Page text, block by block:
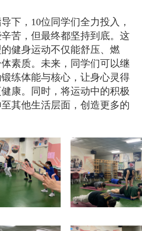
下，10位同学们全力投入，
苦，但最终都坚持到底。这
健身运动不仅能舒压、燃
素质。未来，同学们可以继
练体能与核心，让身心灵得
康。同时，将运动中的积极
其他生活层面，创造更多的